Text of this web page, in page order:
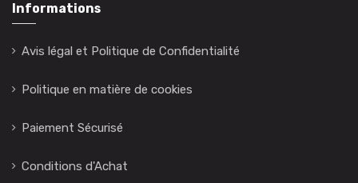
Informations
Avis légal et Politique de Confidentialité
Politique en matière de cookies
Paiement Sécurisé
Conditions d'Achat